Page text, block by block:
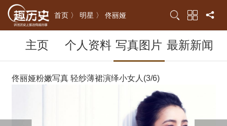
首页 〉 明星 〉 佟丽娅
主页 个人资料 写真图片 最新新闻
佟丽娅粉嫩写真 轻纱薄裙演绎小女人(3/6)